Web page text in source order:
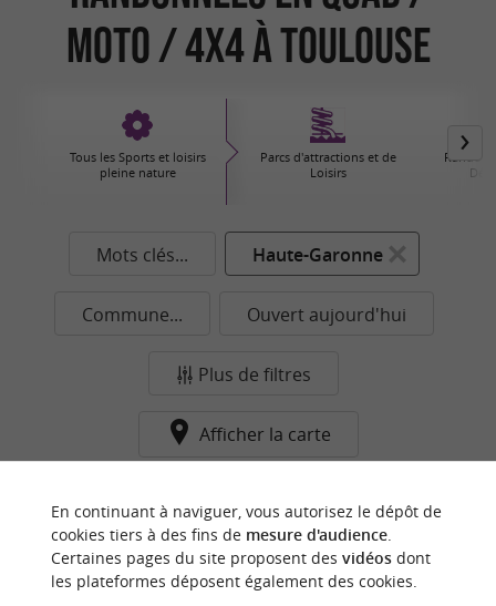
Moto / 4x4 à Toulouse
Tous les Sports et loisirs
pleine nature
Parcs d'attractions et de
Loisirs
Mots clés... Haute-Garonne
Commune... Ouvert aujourd'hui
Plus de filtres
Afficher la carte
commune pour le moment...
En continuant à naviguer, vous autorisez le dépôt de
cookies tiers à des fins de mesure d'audience.
Certaines pages du site proposent des vidéosdont
les plateformes déposent également des cookies.